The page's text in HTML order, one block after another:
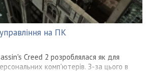
на ПК
Creed 2 розроблялася як для
комп'ютерів. З-за цього в